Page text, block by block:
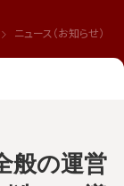
ニュース（お知らせ）
般の運営